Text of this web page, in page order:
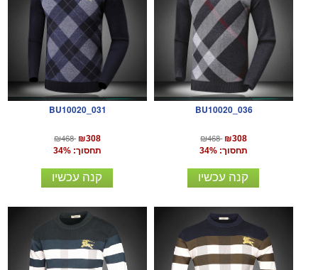
BU10020_031
₪468 ₪308
תחסוך: 34%
קנה עכשיו
BU10020_036
₪468 ₪308
תחסוך: 34%
קנה עכשיו